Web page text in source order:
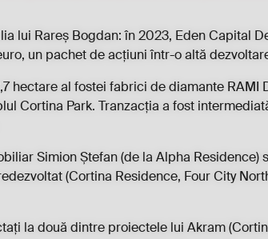
lui Rareș Bogdan: în 2023, Eden Capital
un pachet de acțiuni într-o altă
hectare al fostei fabrici de diamante RAMI
Cortina Park. Tranzacția a fost
Simion Ștefan (de la Alpha Residence)
(Cortina Residence, Four City
la două dintre proiectele lui Akram